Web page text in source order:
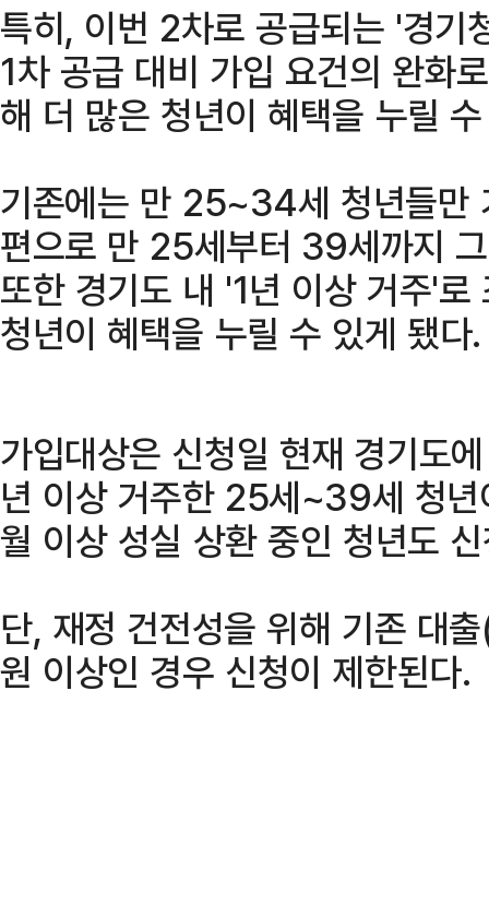
특히, 이번 2차로 공급되는 '경기
1차 공급 대비 가입 요건의 완화
해 더 많은 청년이 혜택을 누릴
기존에는 만 25~34세 청년들만
편으로 만 25세부터 39세까지
또한 경기도 내 '1년 이상 거주'
청년이 혜택을 누릴 수 있게 됐다.
가입대상은 신청일 현재 경기도
년 이상 거주한 25세~39세 청
월 이상 성실 상환 중인 청년도
단, 재정 건전성을 위해 기존 대
원 이상인 경우 신청이 제한된다.